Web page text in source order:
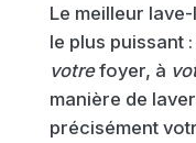
Le meilleur
le plus puissant
votrefoyer, à
manière de
précisément